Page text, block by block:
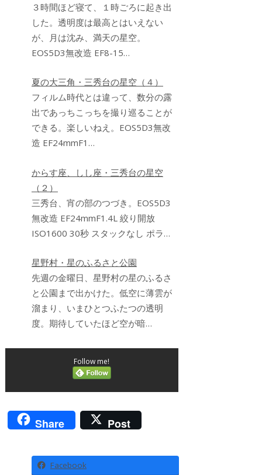
３時間ほど寝て、１時ごろに起き出
した。透明度は最高とはいえない
が、月は沈み、満天の星空。
EOS5D3無改造 EF8-15…
夏の大三角・三秀台の星空（４）
フィルム時代とは違って、数分の露
出であっちこっちを撮り巡ることが
できる。楽しいねえ。EOS5D3無改
造 EF24mmF1…
からす座、しし座・三秀台の星空
（２）
三秀台、宵の部のつづき。EOS5D3
無改造 EF24mmF1.4L 絞り開放
ISO1600 30秒 スタックなし ポラ…
星野村・星のふるさと公園
先週の金曜日、星野村の星のふるさ
と公園まで出かけた。低空に薄雲が
溜まり、いまひとつふたつの透明
度。期待していたほど空が暗…
Follow me!
Share Post
Facebook